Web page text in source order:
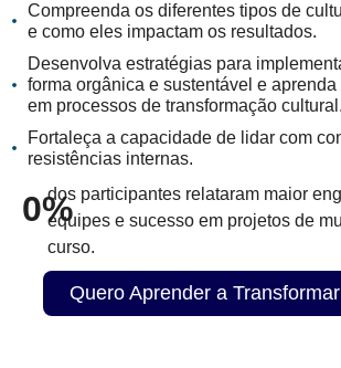
Compreenda os diferentes tipos de
e como eles impactam os resultados.
Desenvolva estratégias para
forma orgânica e sustentável e
em processos de transformação cultural.
Fortaleça a capacidade de lidar com
resistências internas.
0%
dos participantes relataram maior
equipes e sucesso em projetos de
curso.
Quero Aprender a